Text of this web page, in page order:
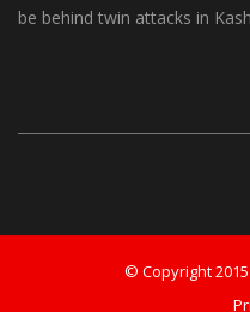
be behind twin attacks in
© Copyright